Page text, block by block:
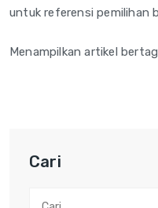
untuk referensi pemilihan
Menampilkan artikel bertag
Cari